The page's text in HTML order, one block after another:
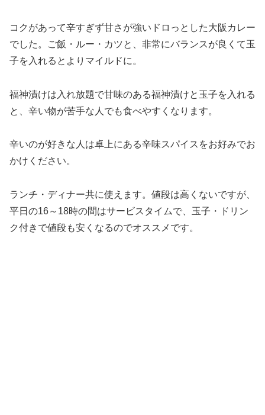
コクがあって辛すぎず甘さが強いドロっとした大阪カレー
でした。ご飯・ルー・カツと、非常にバランスが良くて玉
子を入れるとよりマイルドに。
福神漬けは入れ放題で甘味のある福神漬けと玉子を入れる
と、辛い物が苦手な人でも食べやすくなります。
辛いのが好きな人は卓上にある辛味スパイスをお好みでお
かけください。
ランチ・ディナー共に使えます。値段は高くないですが、
平日の16～18時の間はサービスタイムで、玉子・ドリン
ク付きで値段も安くなるのでオススメです。